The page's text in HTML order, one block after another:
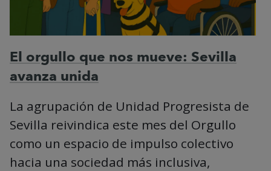
El orgullo que nos mueve: Sevilla
avanza unida
La agrupación de Unidad Progresista de
Sevilla reivindica este mes del Orgullo
como un espacio de impulso colectivo
hacia una sociedad más inclusiva,